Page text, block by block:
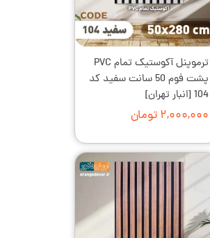
ترموپنل آکوستیک تمام PVC
پشت فوم 50 سانت سفید کد
104 [انبار تهران]
۲,۰۰۰,۰۰۰ تومان